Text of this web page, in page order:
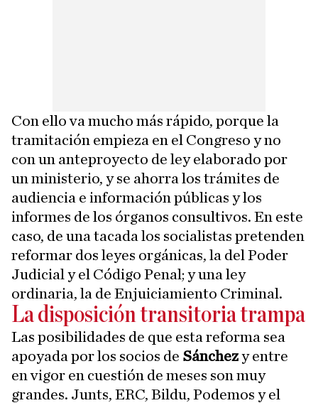
Con ello va mucho más rápido, porque la
tramitación empieza en el Congreso y no
con un anteproyecto de ley elaborado por
un ministerio, y se ahorra los trámites de
audiencia e información públicas y los
informes de los órganos consultivos. En este
caso, de una tacada los socialistas pretenden
reformar dos leyes orgánicas, la del Poder
Judicial y el Código Penal; y una ley
ordinaria, la de Enjuiciamiento Criminal.
La disposición transitoria trampa
Las posibilidades de que esta reforma sea
apoyada por los socios de Sánchezy entre
en vigor en cuestión de meses son muy
grandes. Junts, ERC, Bildu, Podemos y el